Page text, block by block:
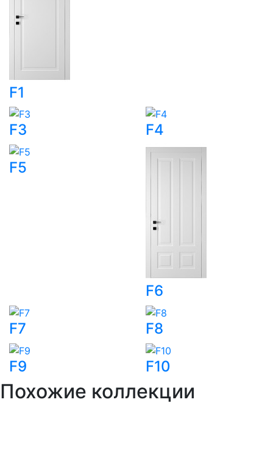
F1
F3 F4
F5
F6
F7 F8
F9 F10
Похожие коллекции